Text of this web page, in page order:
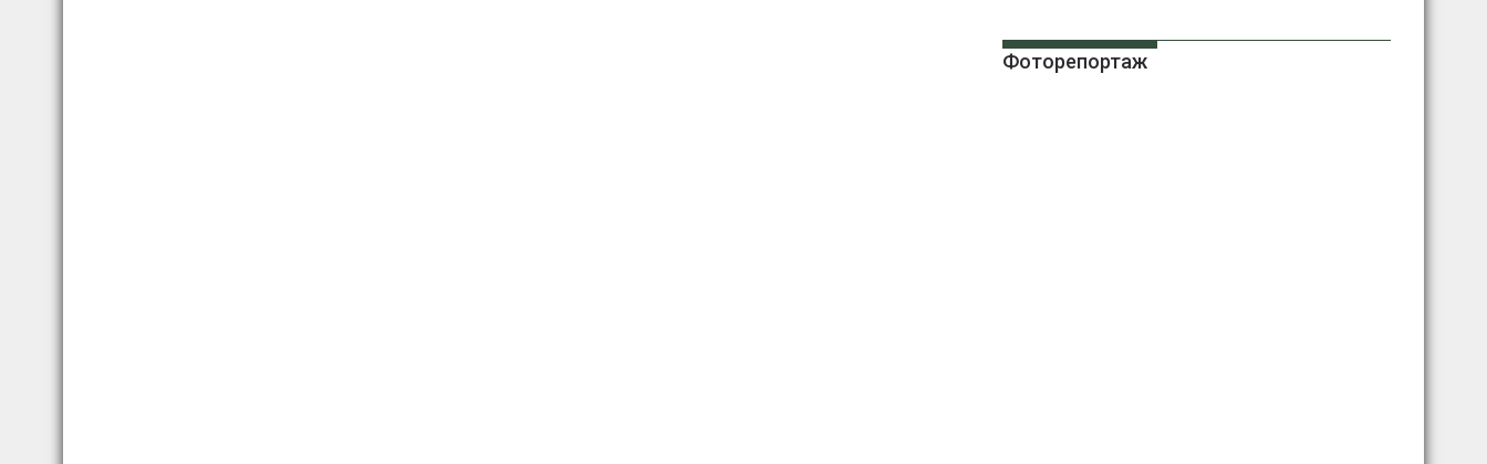
Фоторепортаж